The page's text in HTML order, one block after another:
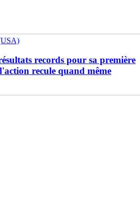
records pour sa première
recule quand même